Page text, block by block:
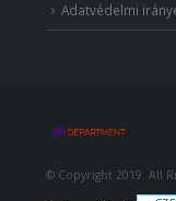
Adatvédelmi
© Copyright 2019. All